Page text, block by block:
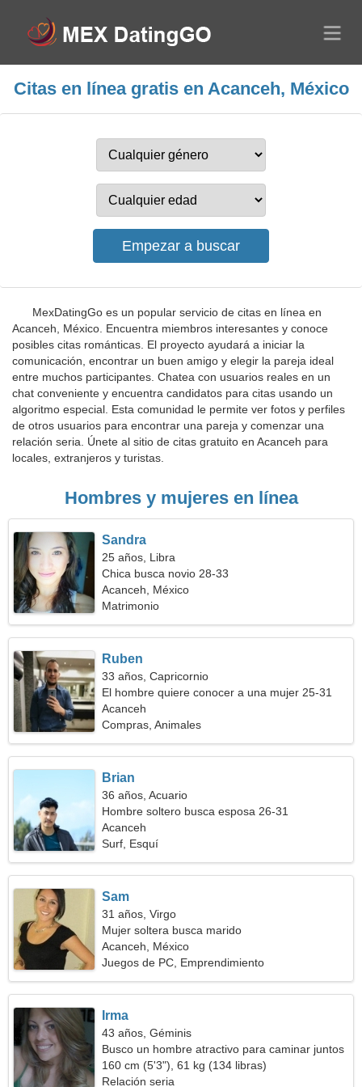
Citas en línea gratis en Acanceh, México
MexDatingGo es un popular servicio de citas en línea en
Acanceh, México. Encuentra miembros interesantes y conoce
posibles citas románticas. El proyecto ayudará a iniciar la
comunicación, encontrar un buen amigo y elegir la pareja ideal
entre muchos participantes. Chatea con usuarios reales en un
chat conveniente y encuentra candidatos para citas usando un
algoritmo especial. Esta comunidad le permite ver fotos y perfiles
de otros usuarios para encontrar una pareja y comenzar una
relación seria. Únete al sitio de citas gratuito en Acanceh para
locales, extranjeros y turistas.
Hombres y mujeres en línea
Sandra
25 años, Libra
Chica busca novio 28-33
Acanceh, México
Matrimonio
Ruben
33 años, Capricornio
El hombre quiere conocer a una mujer 25-31
Acanceh
Compras, Animales
Brian
36 años, Acuario
Hombre soltero busca esposa 26-31
Acanceh
Surf, Esquí
Sam
31 años, Virgo
Mujer soltera busca marido
Acanceh, México
Juegos de PC, Emprendimiento
Irma
43 años, Géminis
Busco un hombre atractivo para caminar juntos
160 cm (5'3"), 61 kg (134 libras)
Relación seria